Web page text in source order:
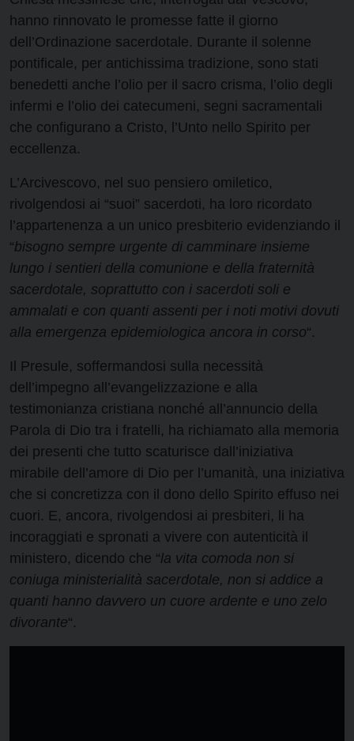
hanno rinnovato le promesse fatte il giorno
dell’Ordinazione sacerdotale. Durante il solenne
pontificale, per antichissima tradizione, sono stati
benedetti anche l’olio per il sacro crisma, l’olio degli
infermi e l’olio dei catecumeni, segni sacramentali
che configurano a Cristo, l’Unto nello Spirito per
eccellenza.
L’Arcivescovo, nel suo pensiero omiletico,
rivolgendosi ai “suoi” sacerdoti, ha loro ricordato
l’appartenenza a un unico presbiterio evidenziando il
“bisogno sempre urgente di camminare insieme
lungo i sentieri della comunione e della fraternità
sacerdotale, soprattutto con i sacerdoti soli e
ammalati e con quanti assenti per i noti motivi dovuti
alla emergenza epidemiologica ancora in corso“.
Il Presule, soffermandosi sulla necessità
dell’impegno all’evangelizzazione e alla
testimonianza cristiana nonché all’annuncio della
Parola di Dio tra i fratelli, ha richiamato alla memoria
dei presenti che tutto scaturisce dall’iniziativa
mirabile dell’amore di Dio per l’umanità, una iniziativa
che si concretizza con il dono dello Spirito effuso nei
cuori. E, ancora, rivolgendosi ai presbiteri, li ha
incoraggiati e spronati a vivere con autenticità il
ministero, dicendo che “la vita comoda non si
coniuga ministerialità sacerdotale, non si addice a
quanti hanno davvero un cuore ardente e uno zelo
divorante“.